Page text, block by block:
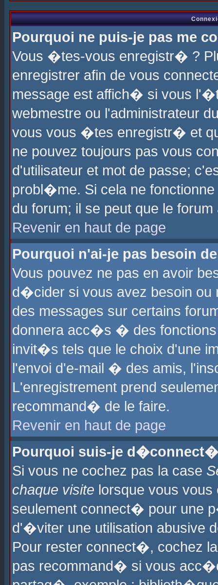
Pourquoi ne puis-je pas me
Vous �tes-vous enregistr� ?
enregistrer afin de vous
message est affich� si vous
webmestre ou l'administrateur
vous vous �tes enregistr� et
ne pouvez toujours pas vous
d'utilisateur et mot de passe;
probl�me. Si cela ne
du forum; il se peut que le
Revenir en haut de page
Pourquoi n'ai-je pas besoin
Vous pouvez ne pas en avoir
d�cider si vous avez besoin ou
des messages sur certains
donnera acc�s � des fonctions
invit�s tels que le choix d'une
l'envoi d'e-mail � des amis,
L'enregistrement prend
recommand� de le faire.
Revenir en haut de page
Pourquoi suis-je
Si vous ne cochez pas la case
chaque visite lorsque vous
seulement connect� pour une
d'�viter une utilisation abusive
Pour rester connect�, cochez
pas recommand� si vous